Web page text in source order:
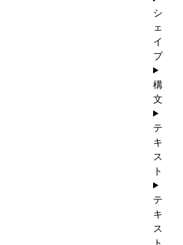
シ
ェ
イ
プ
構
文
テ
キ
ス
ト
テ
キ
ス
ト